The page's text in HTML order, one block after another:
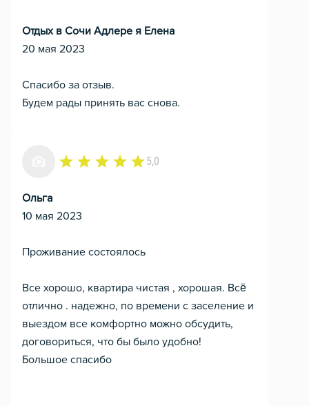
Отдых в Сочи Адлере я Елена
20 мая 2023
Спасибо за отзыв.
Будем рады принять вас снова.
5,0
Ольга
10 мая 2023
Проживание состоялось
Все хорошо, квартира чистая , хорошая. Всё
отлично . надежно, по времени с заселение и
выездом все комфортно можно обсудить,
договориться, что бы было удобно!
Большое спасибо